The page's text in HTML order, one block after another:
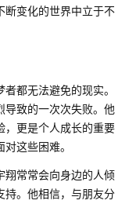
断变化的世界中立于不
都无法避免的现实。
导致的一次次失败。他
，更是个人成长的重要
这些困难。
翔常常会向身边的人倾
持。他相信，与朋友分